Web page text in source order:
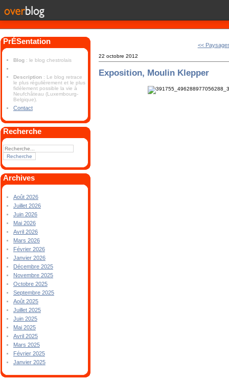
PrÉSentation
Blog : le blog chestrolais
Description : Le blog retrace
le plus régulièrement et le plus
fidèlement possible la vie à
Neufchâteau (Luxembourg-
Belgique).
Contact
Recherche
Archives
Août 2026
Juillet 2026
Juin 2026
Mai 2026
Avril 2026
Mars 2026
Février 2026
Janvier 2026
Décembre 2025
Novembre 2025
Octobre 2025
Septembre 2025
Août 2025
Juillet 2025
Juin 2025
Mai 2025
Avril 2025
Mars 2025
Février 2025
Janvier 2025
<<
22 octobre 2012
Exposition, Moulin Klepper